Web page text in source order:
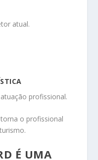
atual.
profissional.
o profissional
É UMA